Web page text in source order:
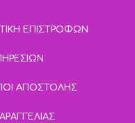
ΕΠΙΣΤΡΟΦΩΝ
ΑΠΟΣΤΟΛΗΣ